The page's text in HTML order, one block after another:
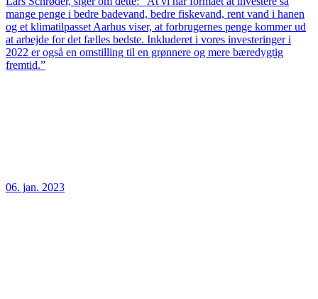
mange penge i bedre badevand, bedre fiskevand, rent vand i hanen
og et klimatilpasset Aarhus viser, at forbrugernes penge kommer ud
at arbejde for det fælles bedste. Inkluderet i vores investeringer i
2022 er også en omstilling til en grønnere og mere bæredygtig
fremtid.”
06. jan. 2023